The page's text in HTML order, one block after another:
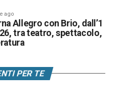
ago
Allegro con Brio, dall’1
tra teatro, spettacolo,
PER TE